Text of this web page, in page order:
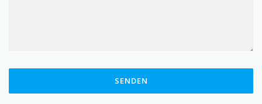
BITTE LASSE DIESES FELD LEER.